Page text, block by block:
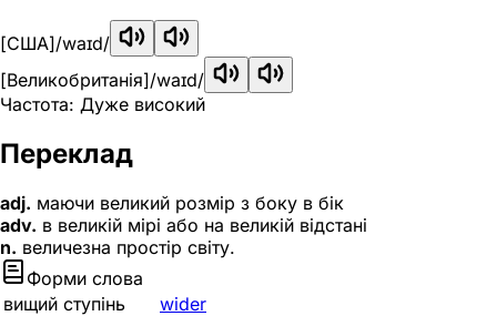
[США]/waɪd/
[Великобританія]/waɪd/
Частота: Дуже високий
Переклад
adj. маючи великий розмір з боку в бік
adv. в великій мірі або на великій відстані
n. величезна простір світу.
Форми слова
вищий ступінь
wider